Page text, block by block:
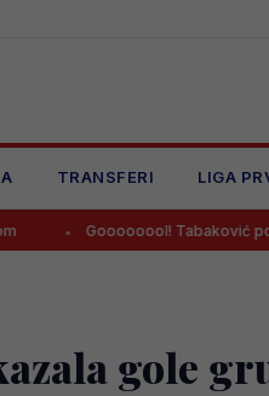
TRANSFERI LIGA
Goooooool! Tabaković postigao
gole